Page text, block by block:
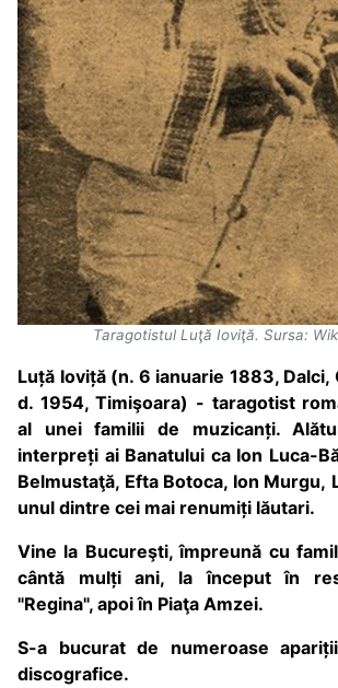
Taragotistul Luţă Ioviţă. Sursa:
Luță Ioviță (n. 6 ianuarie 1883,
d. 1954, Timişoara) - taragotist
al unei familii de muzicanți.
interpreți ai Banatului ca Ion Luca-
Belmustaţă, Efta Botoca, Ion Murgu,
unul dintre cei mai renumiți lăutari.
Vine la Bucureşti, împreună cu
cântă mulți ani, la început în
"Regina", apoi în Piaţa Amzei.
S-a bucurat de numeroase
discografice.